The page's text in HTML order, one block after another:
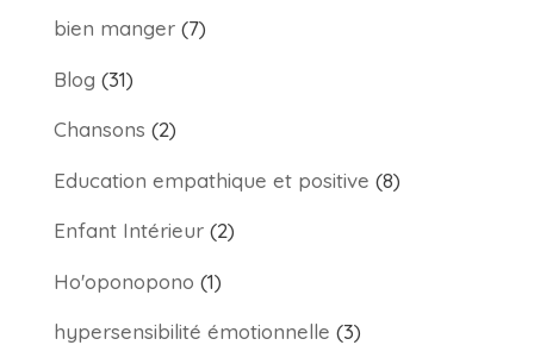
bien manger(7)
Blog (31)
Chansons (2)
Education empathique et positive (8)
Enfant Intérieur(2)
Ho'oponopono (1)
hypersensibilité émotionnelle (3)